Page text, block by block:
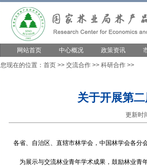
网站首页 中心概况 政策资讯
您现在的位置： 首页 >> 交流合作 >> 科研合作 >>
关于开展第
更新时
各省、自治区、直辖市林学会，中国林学会各分
为展示与交流林业青年学术成果，鼓励林业青